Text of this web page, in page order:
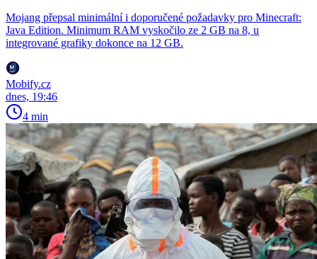
Mojang přepsal minimální i doporučené požadavky pro Minecraft:
Java Edition. Minimum RAM vyskočilo ze 2 GB na 8, u
integrované grafiky dokonce na 12 GB.
Mobify.cz
dnes, 19:46
4 min